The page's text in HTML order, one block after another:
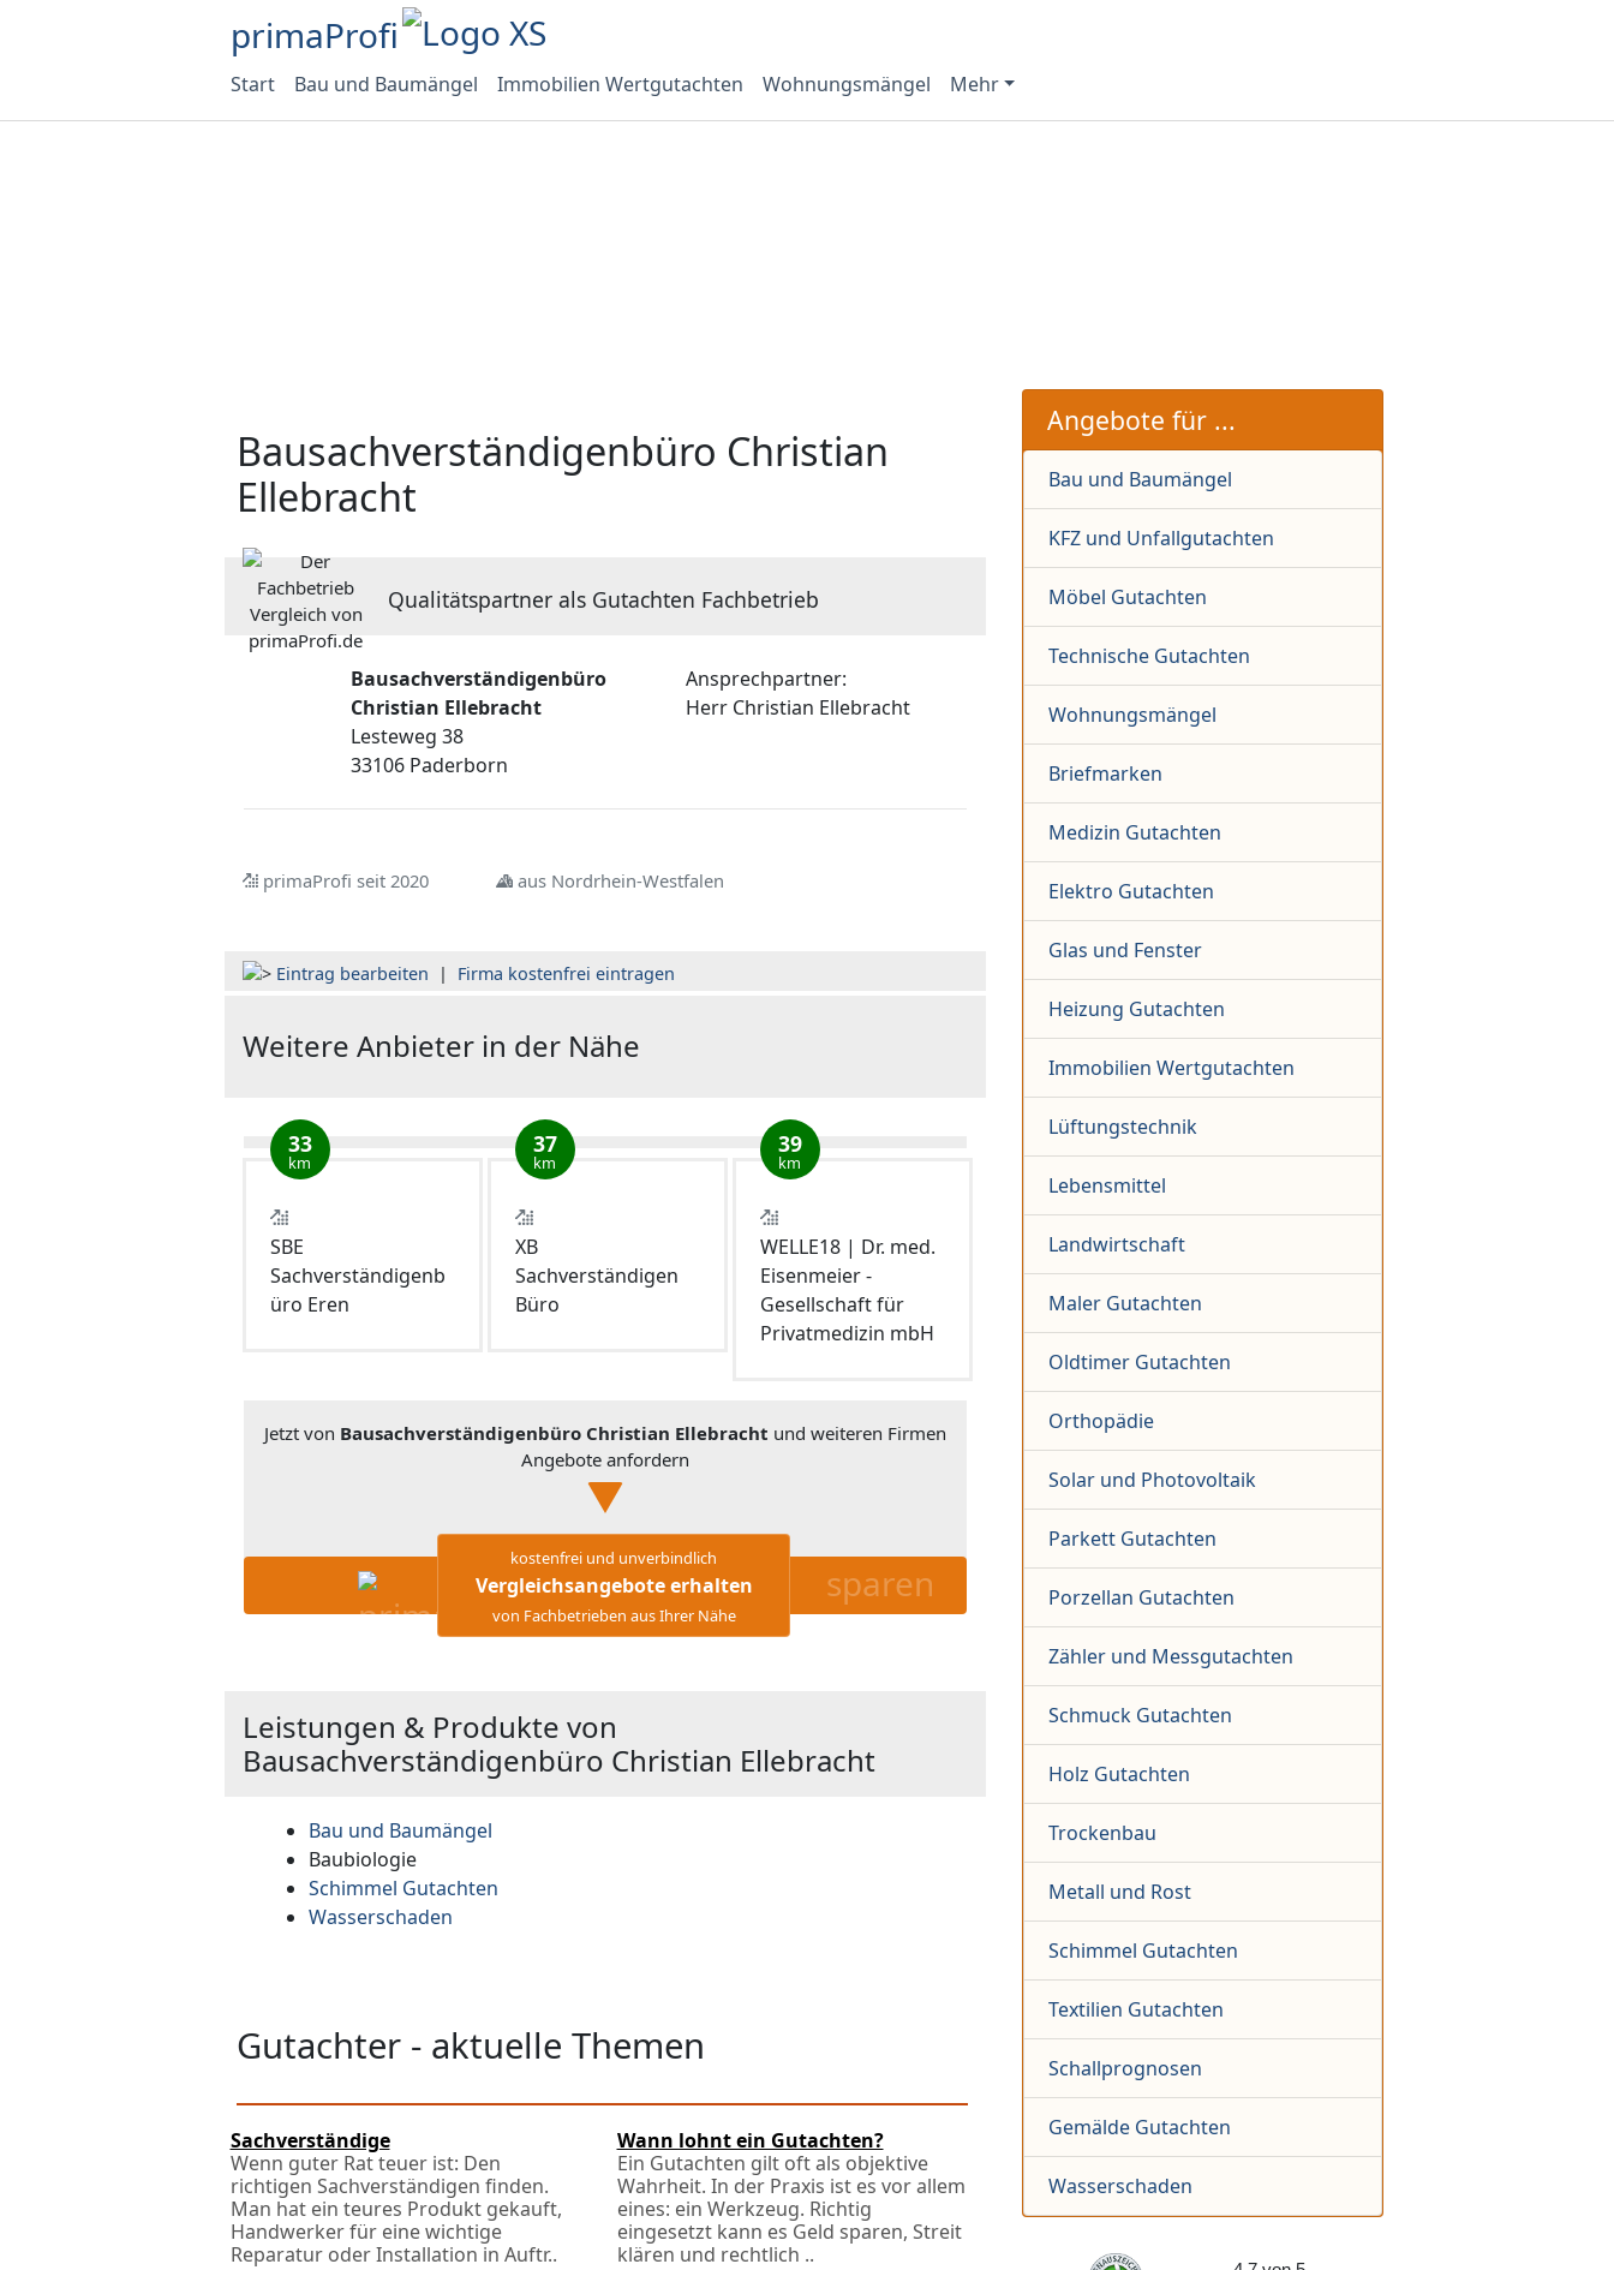
primaProfi
Start Bau und Baumängel Immobilien Wertgutachten Wohnungsmängel Mehr
Bausachverständigenbüro Christian
Ellebracht
Qualitätspartner als Gutachten Fachbetrieb
Bausachverständigenbüro
Christian Ellebracht
Lesteweg 38
33106 Paderborn
Ansprechpartner:
Herr Christian Ellebracht
primaProfi seit 2020 aus Nordrhein-Westfalen
Eintrag bearbeiten | Firma kostenfrei eintragen
Weitere Anbieter in der Nähe
33
km
SBE
Sachverständigenb
üro Eren
37
km
XB
Sachverständigen
Büro
39
km
WELLE18 | Dr. med.
Eisenmeier -
Gesellschaft für
Privatmedizin mbH
Jetzt von Bausachverständigenbüro Christian Ellebracht und weiteren Firmen
Angebote anfordern
kostenfrei und unverbindlich
Vergleichsangebote erhalten
von Fachbetrieben aus Ihrer Nähe
sparen
Leistungen & Produkte von
Bausachverständigenbüro Christian Ellebracht
Bau und Baumängel
Baubiologie
Schimmel Gutachten
Wasserschaden
Gutachter - aktuelle Themen
Sachverständige
Wenn guter Rat teuer ist: Den
richtigen Sachverständigen finden.
Man hat ein teures Produkt gekauft,
Handwerker für eine wichtige
Reparatur oder Installation in Auftr..
Wann lohnt ein Gutachten?
Ein Gutachten gilt oft als objektive
Wahrheit. In der Praxis ist es vor allem
eines: ein Werkzeug. Richtig
eingesetzt kann es Geld sparen, Streit
klären und rechtlich ..
Angebote für ...
Bau und Baumängel
KFZ und Unfallgutachten
Möbel Gutachten
Technische Gutachten
Wohnungsmängel
Briefmarken
Medizin Gutachten
Elektro Gutachten
Glas und Fenster
Heizung Gutachten
Immobilien Wertgutachten
Lüftungstechnik
Lebensmittel
Landwirtschaft
Maler Gutachten
Oldtimer Gutachten
Orthopädie
Solar und Photovoltaik
Parkett Gutachten
Porzellan Gutachten
Zähler und Messgutachten
Schmuck Gutachten
Holz Gutachten
Trockenbau
Metall und Rost
Schimmel Gutachten
Textilien Gutachten
Schallprognosen
Gemälde Gutachten
Wasserschaden